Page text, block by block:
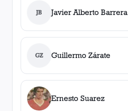
JB Javier Alberto Barrera
GZ Guillermo Zárate
Ernesto Suarez